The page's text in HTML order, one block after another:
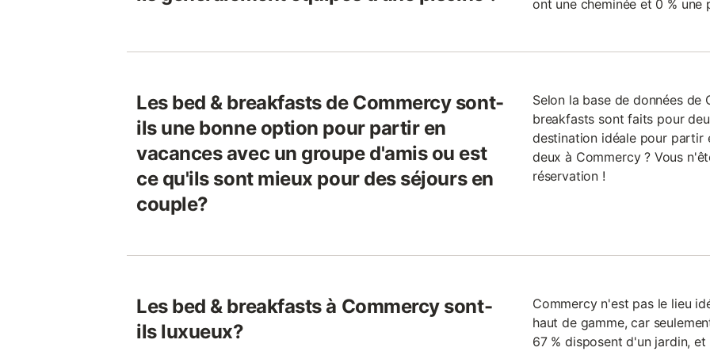
ont une cheminée et 0 % une
Les bed & breakfasts de Commercy sont-
ils une bonne option pour partir en
vacances avec un groupe d'amis ou est
ce qu'ils sont mieux pour des séjours en
couple?
Selon la base de données de
breakfasts sont faits pour
destination idéale pour partir
deux à Commercy ? Vous
réservation !
Les bed & breakfasts à Commercy sont-
ils luxueux?
Commercy n'est pas le lieu
haut de gamme, car
67 % disposent d'un jardin,